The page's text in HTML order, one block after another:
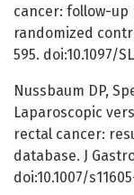
cancer: follow-up
randomized
595. doi:10.1097/
Nussbaum DP,
Laparoscopic
rectal cancer:
database. J
doi:10.1007/